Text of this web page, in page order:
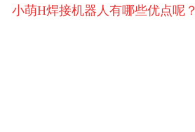
小萌H焊接机器人有哪些优点呢？